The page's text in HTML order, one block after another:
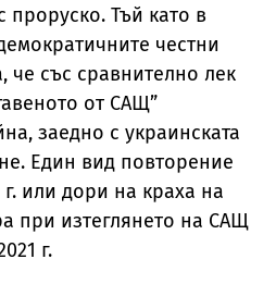
проруско. Тъй като в
честни
че със сравнително лек
от САЩ”
заедно с украинската
Един вид повторение
г. или дори на краха на
при изтеглянето на САЩ
г.